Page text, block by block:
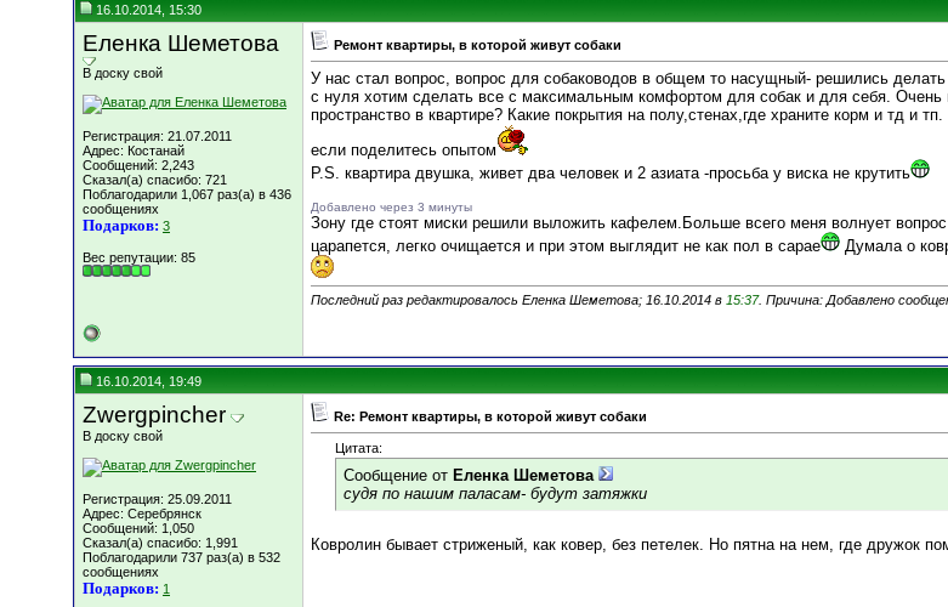
16.10.2014, 15:30
Еленка Шеметова
В доску свой
Регистрация: 21.07.2011
Адрес: Костанай
Сообщений: 2,243
Сказал(а) спасибо: 721
Поблагодарили 1,067 раз(а) в 436
сообщениях
Подарков: 3
Вес репутации: 85
Ремонт квартиры, в которой живут собаки
У нас стал вопрос, вопрос для собаководов в общем то насущный- решились
с нуля хотим сделать все с максимальным комфортом для собак и для себя. Очень
пространство в квартире? Какие покрытия на полу,стенах,где храните корм и тд и
если поделитесь опытом
P.S. квартира двушка, живет два человек и 2 азиата -просьба у виска не крутить
Добавлено через 3 минуты
Зону где стоят миски решили выложить кафелем.Больше всего меня волнует
царапется, легко очищается и при этом выглядит не как пол в сарае
Думала о
Последний раз редактировалось Еленка Шеметова; 16.10.2014 в 15:37. Причина: Добавлено
16.10.2014, 19:49
Zwergpincher
В доску свой
Регистрация: 25.09.2011
Адрес: Серебрянск
Сообщений: 1,050
Сказал(а) спасибо: 1,991
Поблагодарили 737 раз(а) в 532
сообщениях
Подарков: 1
Re: Ремонт квартиры, в которой живут собаки
Цитата:
Сообщение от Еленка Шеметова
судя по нашим паласам- будут затяжки
Ковролин бывает стриженый, как ковер, без петелек. Но пятна на нем, где дружок